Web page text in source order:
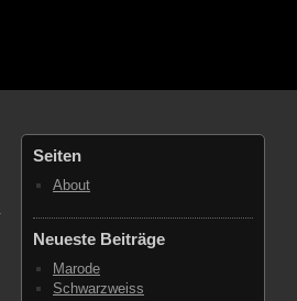
Seiten
About
Neueste Beiträge
Marode
Schwarzweiss